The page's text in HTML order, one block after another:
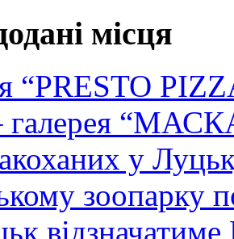
місця
“PRESTO
галерея
у
зоопарку
відзначатиме